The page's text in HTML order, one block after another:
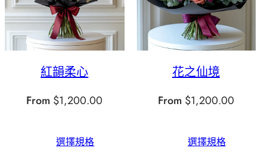
紅韻柔心
From $1,200.00
選擇規格
花之仙境
From $1,200.00
選擇規格